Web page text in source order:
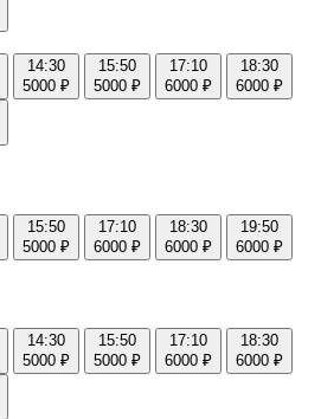
14:30
5000 ₽
15:50
5000 ₽
17:10
6000 ₽
18:30
6000 ₽
15:50
5000 ₽
17:10
6000 ₽
18:30
6000 ₽
19:50
6000 ₽
14:30
5000 ₽
15:50
5000 ₽
17:10
6000 ₽
18:30
6000 ₽